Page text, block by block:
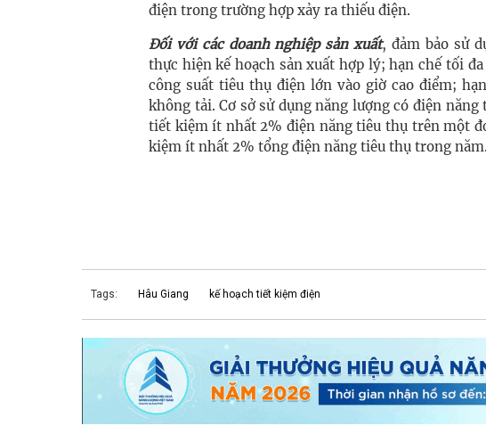
điện trong trường hợp xảy ra thiếu điện.
Đối với các doanh nghiệp sản xuất, đảm bảo sử
thực hiện kế hoạch sản xuất hợp lý; hạn chế tối
công suất tiêu thụ điện lớn vào giờ cao điểm;
không tải. Cơ sở sử dụng năng lượng có điện
tiết kiệm ít nhất 2% điện năng tiêu thụ trên một
kiệm ít nhất 2% tổng điện năng tiêu thụ trong năm.
Tags: Hâu Giang kế hoạch tiết kiệm điện